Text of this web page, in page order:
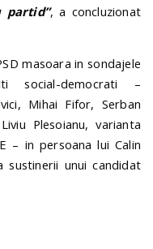
partid”, a concluzionat
masoara in sondajele
social-democrati –
Mihai Fifor, Serban
Plesoianu, varianta
– in persoana lui Calin
sustinerii unui candidat